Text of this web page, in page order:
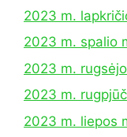
2023 m.
2023 m. spalio
2023 m.
2023 m.
2023 m. liepos